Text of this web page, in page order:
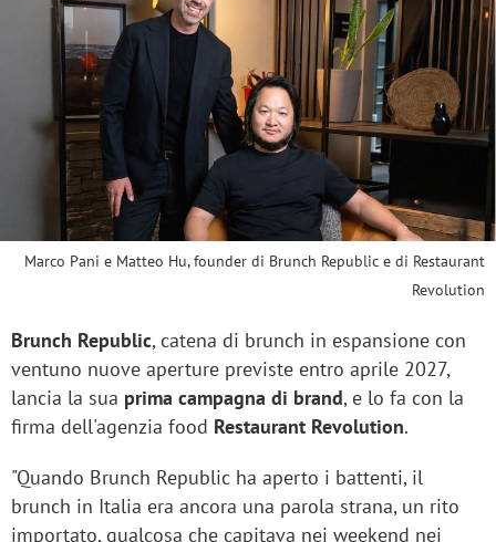
Marco Pani e Matteo Hu, founder di Brunch Republic e di Restaurant
Revolution
Brunch Republic, catena di brunch in espansione con
ventuno nuove aperture previste entro aprile 2027,
lancia la sua prima campagna di brand, e lo fa con la
firma dell'agenzia food Restaurant Revolution.
"Quando Brunch Republic ha aperto i battenti, il
brunch in Italia era ancora una parola strana, un rito
importato, qualcosa che capitava nei weekend nei